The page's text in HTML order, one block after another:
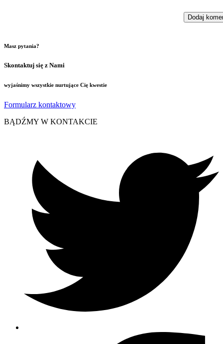
Masz pytania?
Skontaktuj się z Nami
wyjaśnimy wszystkie nurtujące Cię kwestie
Formularz kontaktowy
BĄDŹMY W KONTAKCIE